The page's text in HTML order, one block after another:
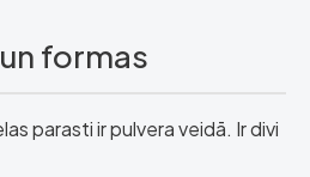
formas
parasti ir pulvera veidā. Ir divi